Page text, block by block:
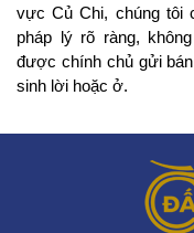
vực Củ Chi, chúng tôi
pháp lý rõ ràng,
được chính chủ gửi
sinh lời hoặc ở.